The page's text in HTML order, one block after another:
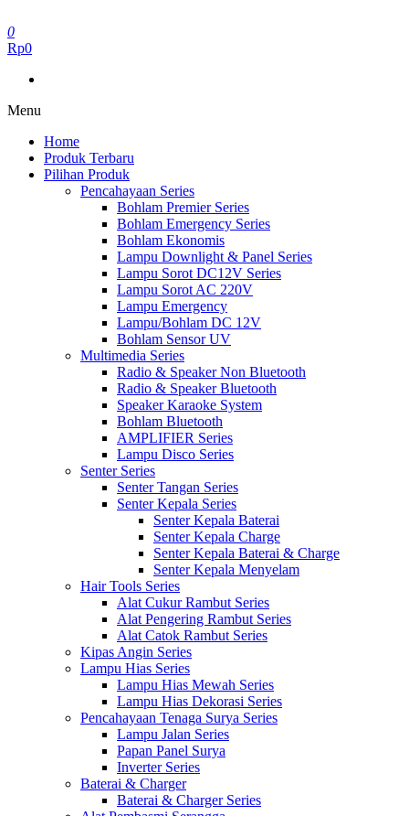
to
the
0
Rp0
Menu
Home
Produk Terbaru
Pilihan Produk
Pencahayaan Series
Bohlam Premier Series
Bohlam Emergency Series
Bohlam Ekonomis
Lampu Downlight & Panel Series
Lampu Sorot DC12V Series
Lampu Sorot AC 220V
Lampu Emergency
Lampu/Bohlam DC 12V
Bohlam Sensor UV
Multimedia Series
Radio & Speaker Non Bluetooth
Radio & Speaker Bluetooth
Speaker Karaoke System
Bohlam Bluetooth
AMPLIFIER Series
Lampu Disco Series
Senter Series
Senter Tangan Series
Senter Kepala Series
Senter Kepala Baterai
Senter Kepala Charge
Senter Kepala Baterai & Charge
Senter Kepala Menyelam
Hair Tools Series
Alat Cukur Rambut Series
Alat Pengering Rambut Series
Alat Catok Rambut Series
Kipas Angin Series
Lampu Hias Series
Lampu Hias Mewah Series
Lampu Hias Dekorasi Series
Pencahayaan Tenaga Surya Series
Lampu Jalan Series
Papan Panel Surya
Inverter Series
Baterai & Charger
Baterai & Charger Series